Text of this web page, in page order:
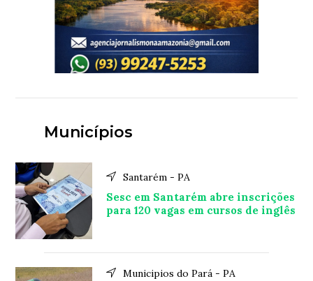
Municípios
Santarém - PA
Sesc em Santarém abre inscrições
para 120 vagas em cursos de inglês
Municipios do Pará - PA